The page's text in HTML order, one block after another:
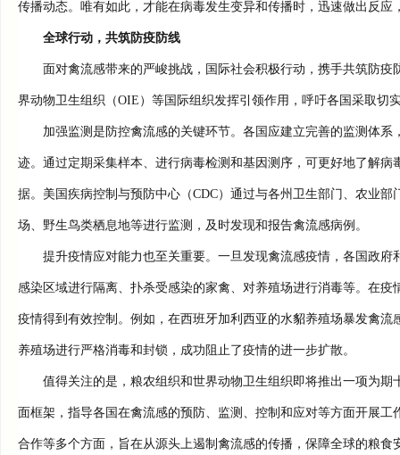
传播动态。唯有如此，才能在病毒发生变异和传播时，迅速做出反
全球行动，共筑防疫防线
面对禽流感带来的严峻挑战，国际社会积极行动，携手共筑防疫
界动物卫生组织（OIE）等国际组织发挥引领作用，呼吁各国采取切
加强监测是防控禽流感的关键环节。各国应建立完善的监测体系
迹。通过定期采集样本、进行病毒检测和基因测序，可更好地了解
据。美国疾病控制与预防中心（CDC）通过与各州卫生部门、农业
场、野生鸟类栖息地等进行监测，及时发现和报告禽流感病例。
提升疫情应对能力也至关重要。一旦发现禽流感疫情，各国政府
感染区域进行隔离、扑杀受感染的家禽、对养殖场进行消毒等。在
疫情得到有效控制。例如，在西班牙加利西亚的水貂养殖场暴发禽
养殖场进行严格消毒和封锁，成功阻止了疫情的进一步扩散。
值得关注的是，粮农组织和世界动物卫生组织即将推出一项为期
面框架，指导各国在禽流感的预防、监测、控制和应对等方面开展
合作等多个方面，旨在从源头上遏制禽流感的传播，保障全球的粮食